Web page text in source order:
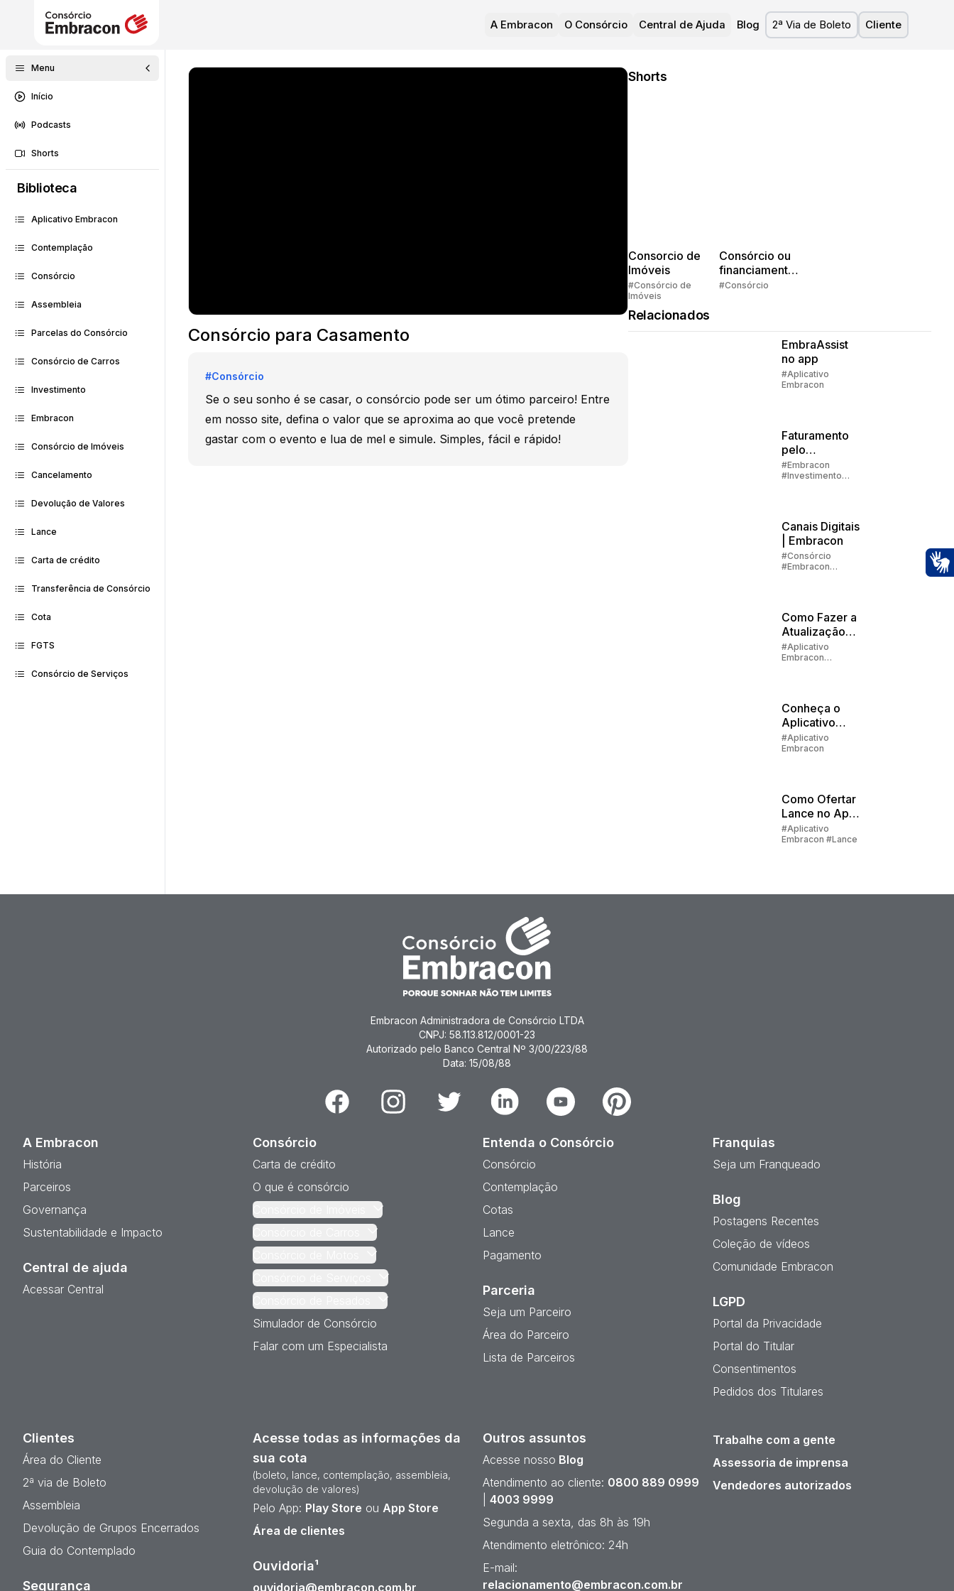
A Embracon O Consórcio Central de Ajuda Blog 2ª Via de Boleto Cliente
Menu
Início
Podcasts
Shorts
Biblioteca
Aplicativo Embracon
Contemplação
Consórcio
Assembleia
Parcelas do Consórcio
Consórcio de Carros
Investimento
Embracon
Consórcio de Imóveis
Cancelamento
Devolução de Valores
Lance
Carta de crédito
Transferência de Consórcio
Cota
FGTS
Consórcio de Serviços
Consórcio para Casamento
#Consórcio
Se o seu sonho é se casar, o consórcio pode ser um ótimo parceiro! Entre
em nosso site, defina o valor que se aproxima ao que você pretende
gastar com o evento e lua de mel e simule. Simples, fácil e rápido!
Shorts
Consorcio de
Imóveis
#Consórcio de
Imóveis
Consórcio ou
financiamento?
Quem pensa
#Consórcio
Relacionados
EmbraAssist
no app
#Aplicativo
Embracon
Faturamento
pelo
aplicativo:
passo a passo
#Embracon
#Investimento
Canais Digitais
| Embracon
#Consórcio
#Embracon
Como Fazer a
Atualização
Cadastral na
Embracon
#Aplicativo
Embracon
Conheça o
Aplicativo
Embracon -
Como fazer o
#Aplicativo
Embracon
Como Ofertar
Lance no App
do Cliente?
#Aplicativo
Embracon #Lance
Embracon Administradora de Consórcio LTDA
CNPJ: 58.113.812/0001-23
Autorizado pelo Banco Central Nº 3/00/223/88
Data: 15/08/88
Facebook Instagram Twitter Linkedin Youtube Pinterest
A Embracon
História
Parceiros
Governança
Sustentabilidade e Impacto
Central de ajuda
Acessar Central
Consórcio
Carta de crédito
O que é consórcio
Simulador de Consórcio
Falar com um Especialista
Entenda o Consórcio
Consórcio
Contemplação
Cotas
Lance
Pagamento
Parceria
Seja um Parceiro
Área do Parceiro
Lista de Parceiros
Franquias
Seja um Franqueado
Blog
Postagens Recentes
Coleção de vídeos
Comunidade Embracon
LGPD
Portal da Privacidade
Portal do Titular
Consentimentos
Pedidos dos Titulares
Clientes
Área do Cliente
2ª via de Boleto
Assembleia
Devolução de Grupos Encerrados
Guia do Contemplado
Segurança
Acesse todas as informações da
sua cota
(boleto, lance, contemplação, assembleia,
devolução de valores)
Pelo App: Play Store ou App Store
Área de clientes
Ouvidoria¹
ouvidoria@embracon.com.br
Outros assuntos
Acesse nosso Blog
Atendimento ao cliente: 0800 889 0999
4003 9999
Segunda a sexta, das 8h às 19h
Atendimento eletrônico: 24h
E-mail:
relacionamento@embracon.com.br
Trabalhe com a gente
Assessoria de imprensa
Vendedores autorizados